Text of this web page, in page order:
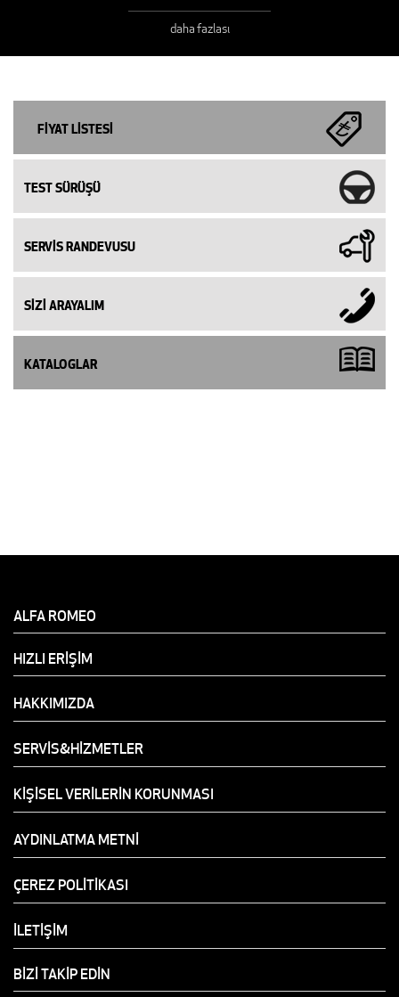
daha fazlası
FİYAT LİSTESİ
TEST SÜRÜŞÜ
SERVİS RANDEVUSU
SİZİ ARAYALIM
KATALOGLAR
ALFA ROMEO
HIZLI ERİŞİM
HAKKIMIZDA
SERVİS&HİZMETLER
KİŞİSEL VERİLERİN KORUNMASI
AYDINLATMA METNİ
ÇEREZ POLİTİKASI
İLETİŞİM
BİZİ TAKİP EDİN